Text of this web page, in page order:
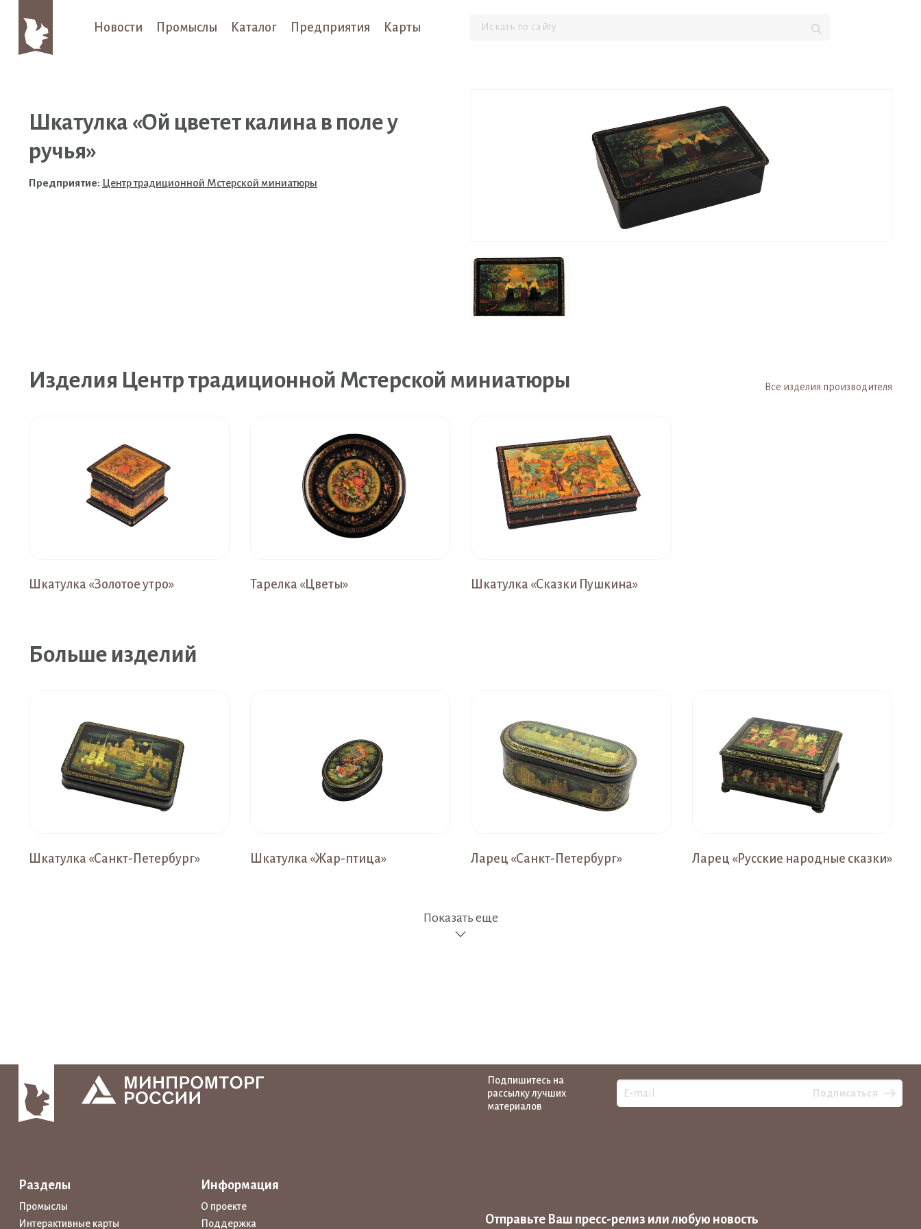
Новости Промыслы Каталог Предприятия Карты
Шкатулка «Ой цветет калина в поле у
ручья»
Предприятие: Центр традиционной Мстерской миниатюры
Все изделия производителя
Изделия Центр традиционной Мстерской миниатюры
Шкатулка «Золотое утро» Тарелка «Цветы» Шкатулка «Сказки Пушкина»
Больше изделий
Шкатулка «Санкт-Петербург» Шкатулка «Жар-птица» Ларец «Санкт-Петербург» Ларец «Русские народные сказки»
Показать еще
Подпишитесь на
рассылку лучших
материалов
Подписаться
Разделы
Промыслы
Интерактивные карты
Информация
О проекте
Поддержка
Отправьте Ваш пресс-релиз или любую новость